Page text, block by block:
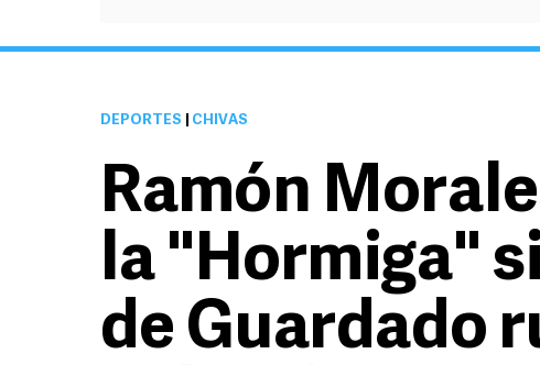
DEPORTES CHIVAS
Ramón
la "Hormiga"
de Guardado